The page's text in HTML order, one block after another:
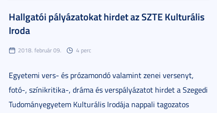
Hallgatói pályázatokat hirdet az SZTE Kulturális
Iroda
2018. február 09. 4 perc
Egyetemi vers- és prózamondó valamint zenei versenyt,
fotó-, színikritika-, dráma és verspályázatot hirdet a Szegedi
Tudományegyetem Kulturális Irodája nappali tagozatos